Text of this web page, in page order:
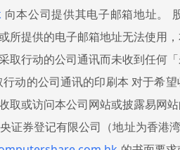
向本公司提供其电子邮箱地址。
所提供的电子邮箱地址无法使用
取行动的公司通讯而未收到任何
动的公司通讯的印刷本 对于希
取或访问本公司网站或披露易网
证券登记有限公司（地址为香港